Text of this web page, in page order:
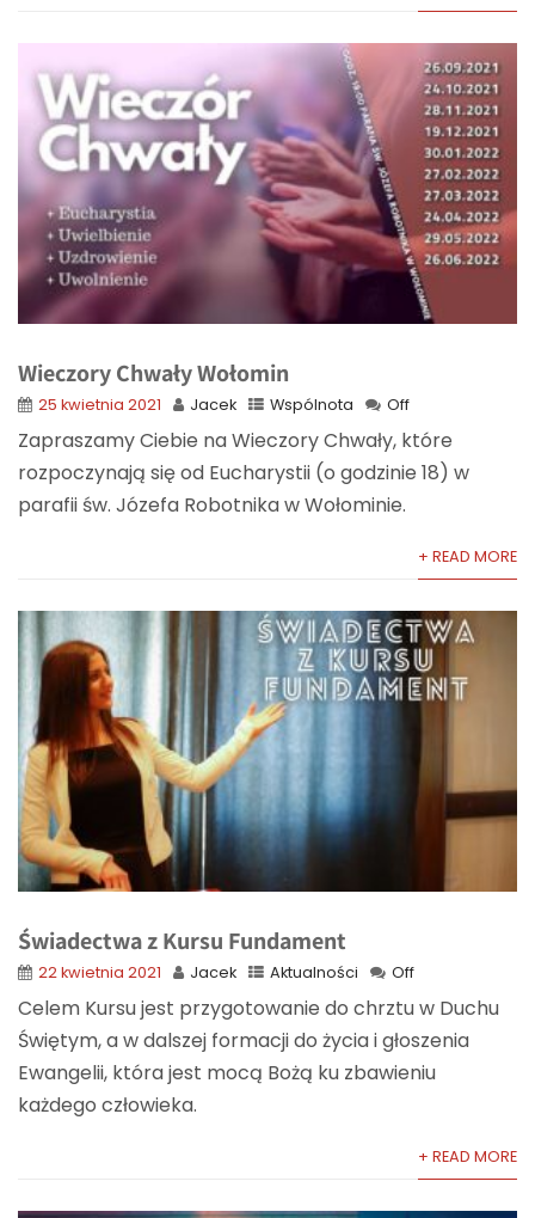
Wieczory Chwały Wołomin
25 kwietnia 2021 Jacek Wspólnota Off
Zapraszamy Ciebie na Wieczory Chwały, które
rozpoczynają się od Eucharystii (o godzinie 18) w
parafii św. Józefa Robotnika w Wołominie.
+ READ MORE
Świadectwa z Kursu Fundament
22 kwietnia 2021 Jacek Aktualności Off
Celem Kursu jest przygotowanie do chrztu w Duchu
Świętym, a w dalszej formacji do życia i głoszenia
Ewangelii, która jest mocą Bożą ku zbawieniu
każdego człowieka.
+ READ MORE